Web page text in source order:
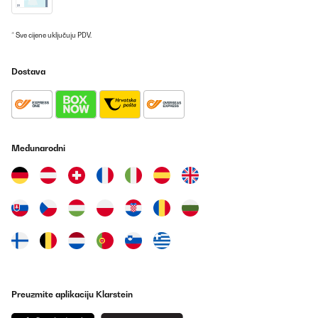
die geringe Leistungsaufnahme und an Tagen, an denen es
Balkon Kraftwerk kostenlos Wärme erzeugen.Zu der
Paneel entfernt auf den Tisch stelle, schaltet dieses entsprechend
angenehm zu und ab, ohne dass es sich im Dauerbetrieb befindet
Also funktioniert auch dieses Teil in diesem Sinne. dies gibt mir
aufeinander reagieren zu können.
Amazon-Benutzer
dimensioni slim e dal fatto che si può applicare al muro..le mie
aspettative sono state ampiamente ripagate..fa presto calore e
visivamente fa davvero una splendida figura.
* Sve cijene uključuju PDV.
Dostava
Međunarodni
Preuzmite aplikaciju Klarstein